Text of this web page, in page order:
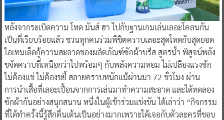
หลังจากระเบิดความ โหด มันส์ ฮา ไปกับฐานเกมเล่นเลอะโคลนกัน
เป็นที่เรียบร้อยแล้ว ชวนทุกคนร่วมพิชิตคราบเลอะสุดโหดกับสุดยอด
ไอเทมเด็ดกู้ความสะอาดของผลิตภัณฑ์ซักผ้าบรีส สูตรน้ำ พิสูจน์พลัง
ขจัดคราบที่เหนือกว่าไปพร้อมๆ กับพลังความหอม ไม่เปลืองแรงซัก
ไม่ต้องแช่ ไม่ต้องขยี้ สลายคราบหนักแม้ผ่านมา 72 ชั่วโมง ผ่าน
การนำเสื้อที่เลอะเปื้อนจากการเล่นมาทำความสะอาด และได้ทดลอง
ซักผ้ากันอย่างสนุกสนาน หนึ่งในผู้เข้าร่วมแข่งขัน ได้เล่าว่า “กิจกรรม
ที่ได้ทำครั้งนี้รู้สึกตื่นเต้นเป็นอย่างมากเพราะได้เจอกับตัวละครที่ชอบ